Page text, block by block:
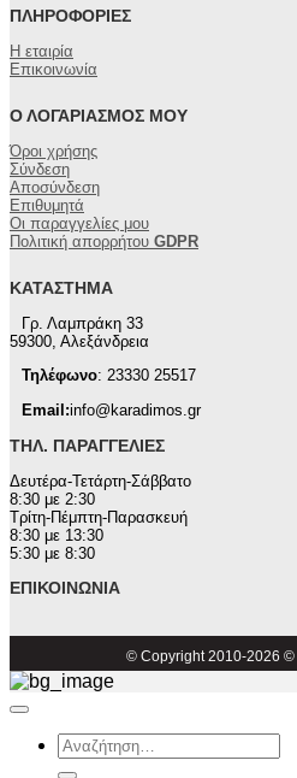
ΠΛΗΡΟΦΟΡΊΕΣ
Η εταιρία
Επικοινωνία
Ο ΛΟΓΑΡΙΑΣΜΌΣ ΜΟΥ
Όροι χρήσης
Σύνδεση
Αποσύνδεση
Επιθυμητά
Οι παραγγελίες μου
Πολιτική απορρήτου GDPR
ΚΑΤΆΣΤΗΜΑ
Γρ. Λαμπράκη 33
59300, Αλεξάνδρεια
Τηλέφωνο: 23330 25517
Email:info@karadimos.gr
ΤΗΛ. ΠΑΡΑΓΓΕΛΊΕΣ
Δευτέρα-Τετάρτη-Σάββατο
8:30 με 2:30
Τρίτη-Πέμπτη-Παρασκευή
8:30 με 13:30
5:30 με 8:30
ΕΠΙΚΟΙΝΩΝΊΑ
© Copyright 2010-2026 ©
Αναζήτηση
για: